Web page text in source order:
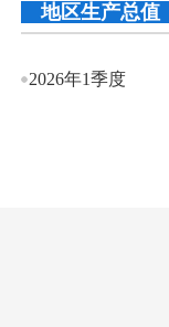
地区生产总值
2026年1季度